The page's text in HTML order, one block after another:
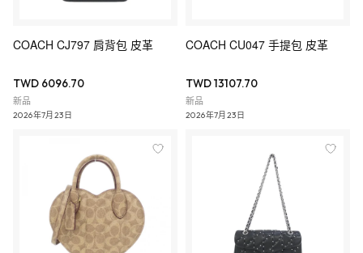
COACH CJ797 肩背包 皮革
TWD 6096.70
新品
2026年7月23日
COACH CU047 手提包 皮革
TWD 13107.70
新品
2026年7月23日